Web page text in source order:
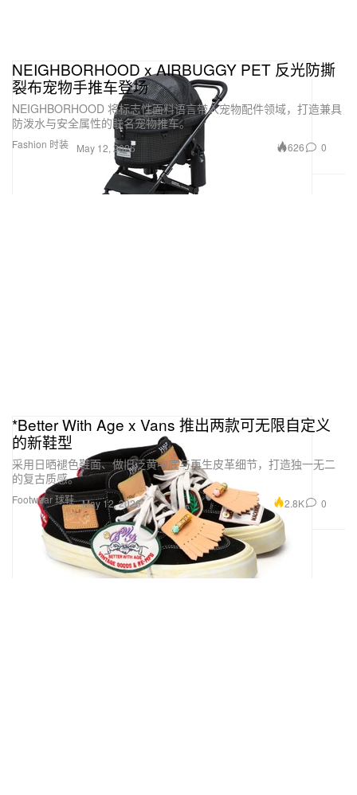
Fashion 时装
NEIGHBORHOOD x AIRBUGGY PET 反光防撕
裂布宠物手推车登场
NEIGHBORHOOD 将标志性面料语言带入宠物配件领域，打造兼具
防泼水与安全属性的联名宠物推车。
May 12, 2026 626 0
Footwear 球鞋
*Better With Age x Vans 推出两款可无限自定义
的新鞋型
采用日晒褪色鞋面、做旧泛黄中底与再生皮革细节，打造独一无二
的复古质感。
May 12, 2026 2.8K 0